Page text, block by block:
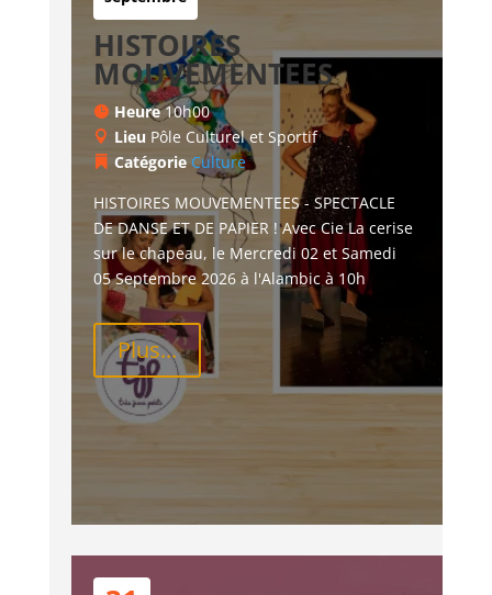
HISTOIRES
MOUVEMENTEES
Heure10h00
Lieu Pôle Culturel et Sportif
Catégorie Culture
HISTOIRES MOUVEMENTEES - SPECTACLE
DE DANSE ET DE PAPIER ! Avec Cie La cerise
sur le chapeau, le Mercredi 02 et Samedi
05 Septembre 2026 à l'Alambic à 10h
Plus...